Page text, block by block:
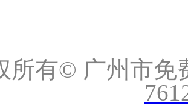
所有© 广州市免